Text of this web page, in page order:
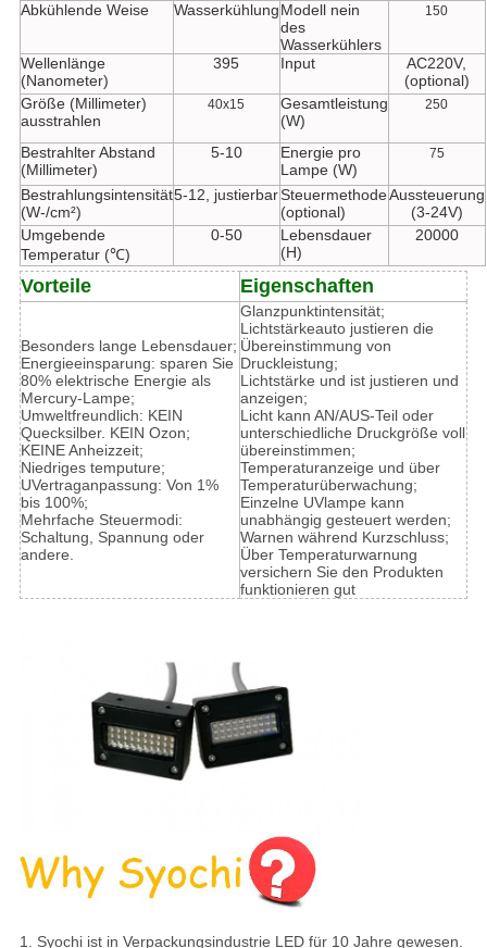
Abkühlende Weise WasserkühlungModell nein
des
Wasserkühlers
150
Wellenlänge
(Nanometer)
395 Input
AC220V,
(optional)
Größe (Millimeter)
ausstrahlen
40x15
Gesamtleistung
(W)
250
Bestrahlter Abstand
(Millimeter)
5-10
Energie pro
Lampe (W)
75
Bestrahlungsintensität
(W-/cm²)
5-12, justierbarSteuermethode
(optional)
Aussteuerung
(3-24V)
Umgebende
Temperatur (℃)
0-50
Lebensdauer
(H)
20000
Vorteile Eigenschaften
Besonders lange Lebensdauer;
Energieeinsparung: sparen Sie
80% elektrische Energie als
Mercury-Lampe;
Umweltfreundlich: KEIN
Quecksilber. KEIN Ozon;
KEINE Anheizzeit;
Niedriges temputure;
UVertraganpassung: Von 1%
bis 100%;
Mehrfache Steuermodi:
Schaltung, Spannung oder
andere.
Glanzpunktintensität;
Lichtstärkeauto justieren die
Übereinstimmung von
Druckleistung;
Lichtstärke und ist justieren und
anzeigen;
Licht kann AN/AUS-Teil oder
unterschiedliche Druckgröße voll
übereinstimmen;
Temperaturanzeige und über
Temperaturüberwachung;
Einzelne UVlampe kann
unabhängig gesteuert werden;
Warnen während Kurzschluss;
Über Temperaturwarnung
versichern Sie den Produkten
funktionieren gut
1. Syochi ist in Verpackungsindustrie LED für 10 Jahre gewesen.